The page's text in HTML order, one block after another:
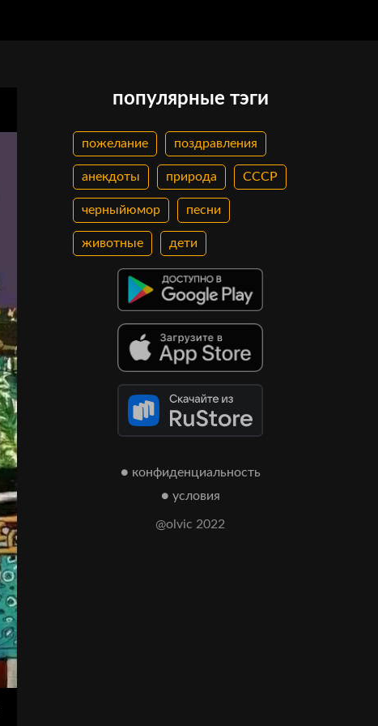
популярные тэги
пожелание поздравления
анекдоты природа СССР
черныйюмор песни
животные дети
● конфиденциальность
● условия
@olvic 2022